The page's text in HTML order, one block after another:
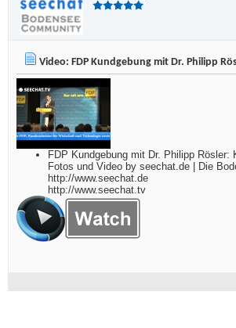
Video: FDP Kundgebung mit Dr. Philipp
FDP Kundgebung mit Dr. Philipp
Fotos und Video by seechat.de | Die
http://www.seechat.de
http://www.seechat.tv